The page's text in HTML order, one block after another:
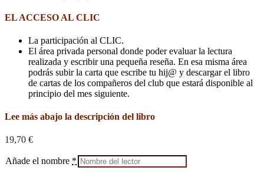
EL ACCESO AL CLIC
La participación al CLIC.
El área privada personal donde poder evaluar la lectura
realizada y escribir una pequeña reseña. En esa misma área
podrás subir la carta que escribe tu hij@ y descargar el libro
de cartas de los compañeros del club que estará disponible al
principio del mes siguiente.
Lee más abajo la descripción del libro
19,70 €
Añade el nombre *